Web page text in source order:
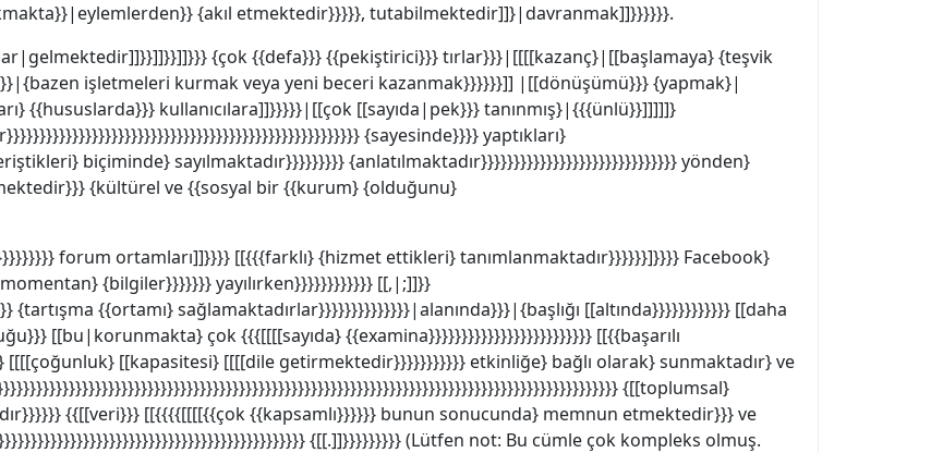
{akıl etmektedir}}}}}, tutabilmektedir]]}|davranmak]]}}}}}}.
{çok {{defa}}} {{pekiştirici}}} tırlar}}}|[[[[kazanç}|[[başlamaya} {teşvik
işletmeleri kurmak veya yeni beceri kazanmak}}}}}}]] |[[dönüşümü}}} {yapmak}|
{{hususlarda}}} kullanıcılara]]}}}}}|[[çok [[sayıda|pek}}} tanınmış}|{{{ünlü}}]]]]]}
{sayesinde}}}} yaptıkları}
biçiminde} sayılmaktadır}}}}}}}}} {anlatılmaktadır}}}}}}}}}}}}}}}}}}}}}}}}}}}}}} yönden}
{kültürel ve {{sosyal bir {{kurum} {olduğunu}
forum ortamları]]}}}} [[{{{farklı} {hizmet ettikleri} tanımlanmaktadır}}}}}}]}}}} Facebook}
{bilgiler}}}}}}} yayılırken}}}}}}}}}}}} [[,|;]]}}
{{ortamı} sağlamaktadırlar}}}}}}}}}}}}}}|alanında}}}|{başlığı [[altında}}}}}}}}}}}} [[daha
[[bu|korunmakta} çok {{{[[[[sayıda} {{examina}}}}}}}}}}}}}}}}}}}}}}}}} [[{{başarılı
[[kapasitesi} [[[[dile getirmektedir}}}}}}}}}}} etkinliğe} bağlı olarak} sunmaktadır} ve
{[[toplumsal}
{{[[veri}}} [[{{{{[[[[{{çok {{kapsamlı}}}}}} bunun sonucunda} memnun etmektedir}}} ve
{[[.]]}}}}}}}}} (Lütfen not: Bu cümle çok kompleks olmuş.